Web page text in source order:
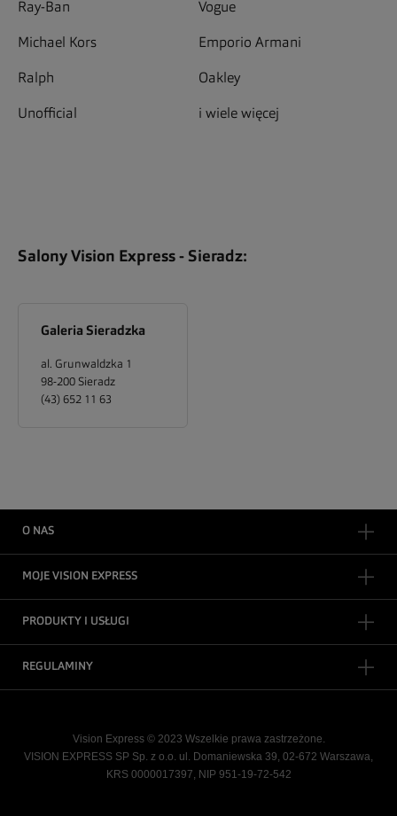
Ray-Ban Vogue
Michael Kors Emporio Armani
Ralph Oakley
Unofficial i wiele więcej
Salony Vision Express - Sieradz:
Galeria Sieradzka
al. Grunwaldzka 1
98-200 Sieradz
(43) 652 11 63